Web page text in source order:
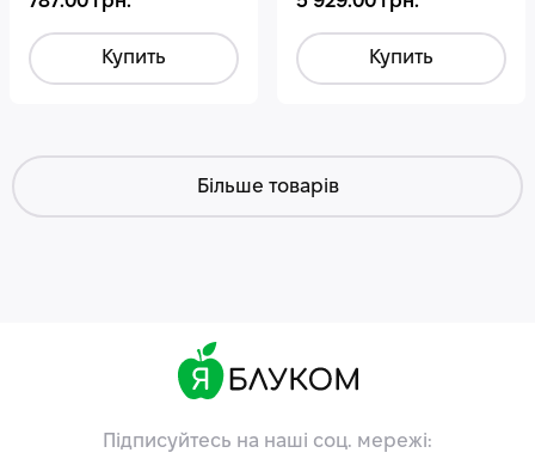
Купить Купить
Більше товарів
Підписуйтесь на наші соц. мережі: